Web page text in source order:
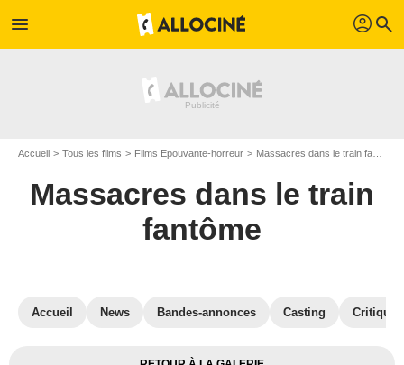
menu profil search
Accueil Tous les films Films Epouvante-horreur Massacres dans le train fantôme
Massacres dans le train
fantôme
Accueil News Bandes-annonces Casting